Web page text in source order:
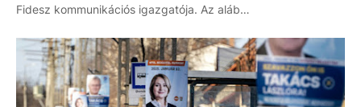
Fidesz kommunikációs igazgatója. Az aláb…